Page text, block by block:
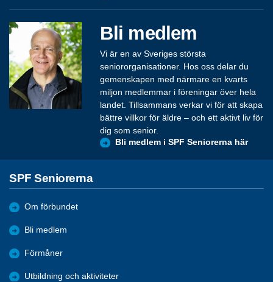
Bli medlem
Vi är en av Sveriges största
seniororganisationer. Hos oss delar du
gemenskapen med närmare en kvarts
miljon medlemmar i föreningar över hela
landet. Tillsammans verkar vi för att skapa
bättre villkor för äldre – och ett aktivt liv för
dig som senior.
Bli medlem i SPF Seniorerna här
SPF Seniorerna
Om förbundet
Bli medlem
Förmåner
Utbildning och aktiviteter